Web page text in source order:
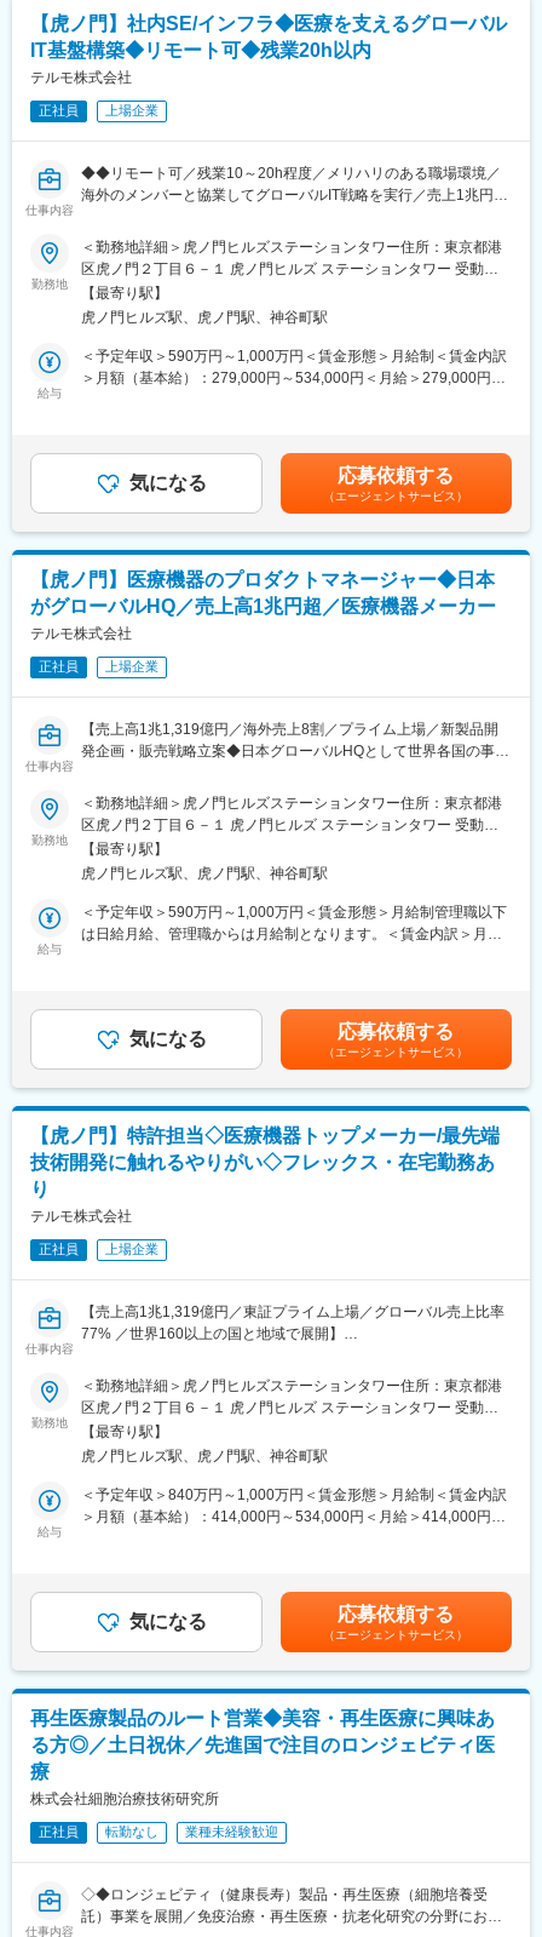
変更の範囲：会社の定める業務
・市場拡大に向けたマーケティング施策の企画、実行
・営業部門と連携したプロモーション施策、ウェビナー、学会対
応の企画・運営
・KOLや医療従事者との関係構築を通じた市場理解、課題抽出、
施策立案
・各種販促資材、顧客向け資料、社内向け情報提供資料の作成
・米国本社、グローバルチームとの連携
・社内関係部門、他社パートナーとの協働による価値創出
■長期就業しやすい環境
・在宅勤務制度 ：本ポジションは週１～２回程利用されておりま
す。
・外出や国内出張も多く、月複数回発生いたします。
・海外学会への参加など、海外出張は年1回程度となります。
徹底。メリハリのある職場環境づくりを推進。
へと成長しました。2022年度からの5か年成長戦略「GS26」で
は、「デバイスからソリューションへ」という中長期ビジョンを
掲げ、医療課題への革新的かつ包括的なソリューションを提供す
ることで、社会価値の創造に貢献し企業価値の最大化を目指しま
す。
変更の範囲：会社の定める業務
【虎ノ門】社内SE/インフラ◆医療を支えるグローバル
IT基盤構築◆リモート可◆残業20h以内
テルモ株式会社
正社員 上場企業
仕事内容
◆◆リモート可／残業10～20h程度／メリハリのある職場環境／
海外のメンバーと協業してグローバルIT戦略を実行／売上1兆円超
■募集背景
リモートワークの普及・ビジネスのグローバル化など、変化に柔
軟に対応できるITインフラ環境の整備が必要になっています。そ
のITインフラの整備を推進する担当者を募集いたします。
■業務概要
・日本、アジアのITインフラ環境の整備を担当
・グローバルIT戦略の実行
（対象範囲）
・M365のグローバルテナント管理
■仕事の魅力
・企画から導入、運用管理まで担当できます
・新しい働き方をIT面で支えるために、様々なチャレンジが可能
です
・海外のメンバーと協業して仕事を行うため、広範囲で活躍が可
能です
・AI等を活用した社内デジタル化推進活動に参加可能です
・フレックス制：11:00～14:00がコアタイム
・在宅勤務制度 ：本部署は週３～４回程在宅勤務されておりま
す。
・最低週1回のノー残業デーの設定など、日々の就業時間の管理を
メリハリのある職場環境づくりを推進。
体温計製造からスタートし、今では5万点以上の製品を160以上の
国と地域に展開している総合医療機器メーカーです。「医療を通
じて社会に貢献するという」企業理念のもと、次の100年に向け
て成長を続けています。
売上高1兆1,319億円（2026年3月）、グローバル売上比率77％、
世界160の国と地域に展開するグローバル総合医療機器メーカー
へと成長しました。2023年度は過去最高の売上収益・営業利益・
当期利益額となっており、売上高1兆円規模も目前に迫っていま
変更の範囲：会社の定める業務
勤務地
＜勤務地詳細＞虎ノ門ヒルズステーションタワー住所：東京都港
区虎ノ門２丁目６－１ 虎ノ門ヒルズ ステーションタワー 受動喫
煙対策：敷地内喫煙可能場所あり変更の範囲：会社の定める事業
所（リモートワーク含む）
【最寄り駅】
虎ノ門ヒルズ駅、虎ノ門駅、神谷町駅
給与
＜予定年収＞590万円～1,000万円＜賃金形態＞月給制＜賃金内訳
＞月額（基本給）：279,000円～534,000円＜月給＞279,000円～
金額であり、選考を通じて上下する可能性があります。月給(月額)
は固定手当を含めた表記です。
気になる 応募依頼する
（エージェントサービス）
【虎ノ門】医療機器のプロダクトマネージャー◆日本
がグローバルHQ／売上高1兆円超／医療機器メーカー
テルモ株式会社
正社員 上場企業
仕事内容
【売上高1兆1,319億円／海外売上8割／プライム上場／新製品開
発企画・販売戦略立案◆日本グローバルHQとして世界各国の事業
■業務内容：
・新製品開発の企画、新製品プロジェクトにおける部門横断的な
チームの統括、販売戦略の立案、製品トレーニングの実施
・国内外の販売子会社、開発部門、オペレーション部門との連携
・新規市場機会を探索し、社内開発だけでなく外部導入の検討
■担当領域：
※選考過程でどの領域を担っていただくか検討いたします
（2）ペリフェラル領域
売上海外比率が高く、今後更なる事業拡大が見込まれるペリフェ
今後更なる事業拡大が見込まれる血管内イメージング市場の中の
イメージングデバイスならびに静脈疾患向けデバイスを担います
（4）放射線科（インターベンショナルラジオロジー）領域
テーテルや
世界中の患者さんのQOL向上に貢献できる仕事です。日欧米を始
めとする世界各国の事業責任をグローバルHQとして担うことで、
ことが出来ます。マーケティングスキルはもちろん、マルチカル
チャー環境でのコミュニケーション能力・折衝能力も高めること
ができます。
・組織：50名規模の組織で、7チームで構成されています。
各チーム 5～10名で構成されており、20～60代の幅広い年齢層が
・最低週1回のノー残業デーの設定など、日々の就業時間の管理を
徹底。
メリハリのある職場環境づくりを推進。
・出張：国内主張は月に複数回、海外出張は年1～2回あります。
・学会参加やイベント対応で年数回休日出勤があります
変更の範囲：会社の定める業務
勤務地
＜勤務地詳細＞虎ノ門ヒルズステーションタワー住所：東京都港
区虎ノ門２丁目６－１ 虎ノ門ヒルズ ステーションタワー 受動喫
煙対策：敷地内喫煙可能場所あり変更の範囲：会社の定める事業
所
【最寄り駅】
虎ノ門ヒルズ駅、虎ノ門駅、神谷町駅
給与
＜予定年収＞590万円～1,000万円＜賃金形態＞月給制管理職以下
は日給月給、管理職からは月給制となります。＜賃金内訳＞月額
慮し同社規定により決定します。■賞与あり（年2回）■昇給・昇
格あり（年1回）■職位：一般職～主任職賃金はあくまでも目安の
金額であり、選考を通じて上下する可能性があります。月給(月額)
は固定手当を含めた表記です。
気になる 応募依頼する
（エージェントサービス）
【虎ノ門】特許担当◇医療機器トップメーカー/最先端
技術開発に触れるやりがい◇フレックス・在宅勤務あ
り
テルモ株式会社
正社員 上場企業
仕事内容
【売上高1兆1,319億円／東証プライム上場／グローバル売上比率
77% ／世界160以上の国と地域で展開】
■求人概要
テルモでは、一般家庭用の体温計や血圧計から、病院用の体温
計、血圧計、輸液ポンプ、さらには、専用のディスポーザブル製
品と組み合わせた、超音波や光による血管断面画像装置や人工心
肺装置など、医療用電気機器（ME機器）に関する幅広い製品ライ
ンナップを持っています。今後もグローバルに拡大することが見
込まれるため、事業を支える特許業務を任せることのできる人材
・特許業務全般（発明発掘、国内外特許出願・権利化業務、特許
動向調査、
・実施可否調査、抵触性判断と開発に対するアドバイス）
■ポジションの魅力
医療機器業界のトップメーカーとして、最先端の技術開発に触れ
ることができます。特許１件の価値が重く、特許実務が事業に与
できると思います。また、M&Aや投資案件において特許の価値評
る機会があります
・フレックス制：11:00～14:00がコアタイム
・在宅勤務制度 （本部署は週2~3回ほど利用されております。）
勤務地
＜勤務地詳細＞虎ノ門ヒルズステーションタワー住所：東京都港
区虎ノ門２丁目６－１ 虎ノ門ヒルズ ステーションタワー 受動喫
煙対策：敷地内喫煙可能場所あり変更の範囲：会社の定める事業
所
【最寄り駅】
虎ノ門ヒルズ駅、虎ノ門駅、神谷町駅
給与
＜予定年収＞840万円～1,000万円＜賃金形態＞月給制＜賃金内訳
＞月額（基本給）：414,000円～534,000円＜月給＞414,000円～
目安の金額であり、選考を通じて上下する可能性があります。月
給(月額)は固定手当を含めた表記です。
気になる 応募依頼する
（エージェントサービス）
再生医療製品のルート営業◆美容・再生医療に興味あ
る方◎／土日祝休／先進国で注目のロンジェビティ医
療
株式会社細胞治療技術研究所
正社員 転勤なし 業種未経験歓迎
仕事内容
◇◆ロンジェビティ（健康長寿）製品・再生医療（細胞培養受
託）事業を展開／免疫治療・再生医療・抗老化研究の分野におけ